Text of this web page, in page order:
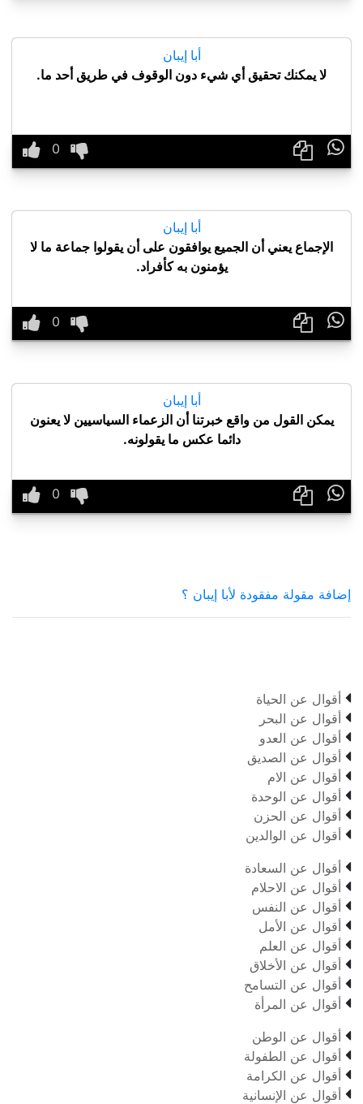
أبا إيبان
لا يمكنك تحقيق أي شيء دون الوقوف في طريق أحد ما.

أبا إيبان
الإجماع يعني أن الجميع يوافقون على أن يقولوا جماعة ما لا
يؤمنون به كأفراد.

أبا إيبان
يمكن القول من واقع خبرتنا أن الزعماء السياسيين لا يعنون
دائما عكس ما يقولونه.

إضافة مقولة مفقودة لأبا إيبان ؟
 أقوال عن الحياة
 أقوال عن البحر
 أقوال عن العدو
 أقوال عن الصديق
 أقوال عن الام
 أقوال عن الوحدة
 أقوال عن الحزن
 أقوال عن الوالدين
 أقوال عن السعادة
 أقوال عن الاحلام
 أقوال عن النفس
 أقوال عن الأمل
 أقوال عن العلم
 أقوال عن الأخلاق
 أقوال عن التسامح
 أقوال عن المرأة
 أقوال عن الوطن
 أقوال عن الطفولة
 أقوال عن الكرامة
 أقوال عن الإنسانية